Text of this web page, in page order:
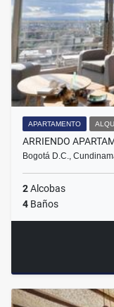
APARTAMENTO
ARRIENDO
Bogotá D.C.,
2Alcobas
4 Baños